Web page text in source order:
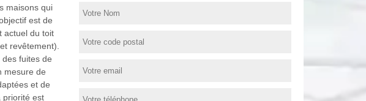
maisons qui
est de
actuel du toit
revêtement).
fuites de
mesure de
et de
priorité est